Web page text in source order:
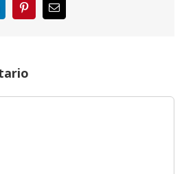
PinterestCorreo
electrónico